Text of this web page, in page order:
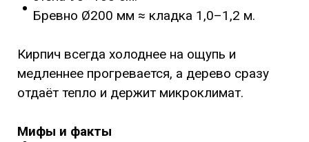
Бревно Ø200 мм ≈ кладка 1,0–1,2 м.
Кирпич всегда холоднее на ощупь и
медленнее прогревается, а дерево сразу
отдаёт тепло и держит микроклимат.
Мифы и факты